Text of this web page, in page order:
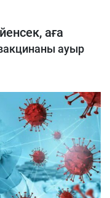
аға
ауыр